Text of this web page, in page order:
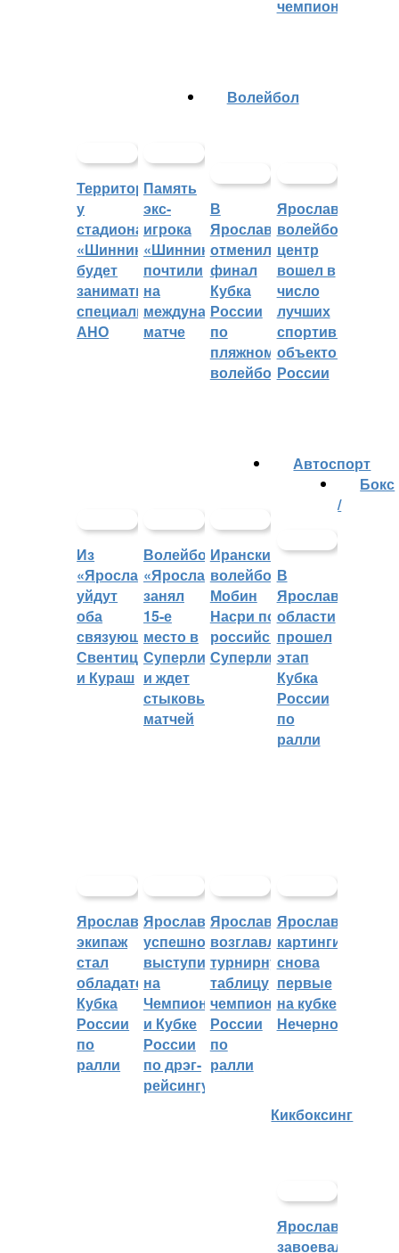
чемпионата
Территорией
у
стадиона
«Шинник»
будет
заниматься
специальное
АНО
Память
экс-
игрока
«Шинника»
почтили
на
международном
матче
Волейбол
В
Ярославле
отменили
финал
Кубка
России
по
пляжному
волейболу
Ярославский
волейбольный
центр
вошел в
число
лучших
спортивных
объектов
России
Из
«Ярославича»
уйдут
оба
связующих:
Свентицкис
и Кураш
Волейбольный
«Ярославич»
занял
15-е
место в
Суперлиге
и ждет
стыковых
матчей
Иранский
волейболист
Мобин
Насри покинет
российскую
Суперлигу
Автоспорт
В
Ярославской
области
прошел
этап
Кубка
России
по
ралли
Ярославский
экипаж
стал
обладателем
Кубка
России
по
ралли
Ярославцы
успешно
выступили
на
Чемпионате
и Кубке
России
по дрэг-
рейсингу
Ярославцы
возглавляют
турнирную
таблицу
чемпионата
России
по
ралли
Ярославские
картингисты
снова
первые
на кубке
Нечерноземья
Бокс
/
Кикбоксинг
Ярославцы
завоевали